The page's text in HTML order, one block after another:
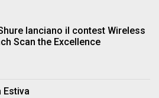
lanciano il contest Wireless
Scan the Excellence
Estiva